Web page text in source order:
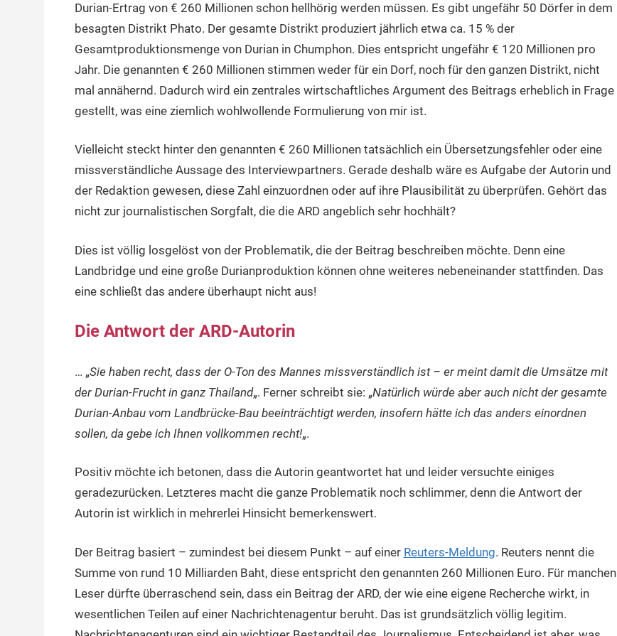
Durian-Ertrag von € 260 Millionen schon hellhörig werden müssen. Es gibt ungefähr 50 Dörfer in dem
besagten Distrikt Phato. Der gesamte Distrikt produziert jährlich etwa ca. 15 % der
Gesamtproduktionsmenge von Durian in Chumphon. Dies entspricht ungefähr € 120 Millionen pro
Jahr. Die genannten € 260 Millionen stimmen weder für ein Dorf, noch für den ganzen Distrikt, nicht
mal annähernd. Dadurch wird ein zentrales wirtschaftliches Argument des Beitrags erheblich in Frage
gestellt, was eine ziemlich wohlwollende Formulierung von mir ist.
Vielleicht steckt hinter den genannten € 260 Millionen tatsächlich ein Übersetzungsfehler oder eine
missverständliche Aussage des Interviewpartners. Gerade deshalb wäre es Aufgabe der Autorin und
der Redaktion gewesen, diese Zahl einzuordnen oder auf ihre Plausibilität zu überprüfen. Gehört das
nicht zur journalistischen Sorgfalt, die die ARD angeblich sehr hochhält?
Dies ist völlig losgelöst von der Problematik, die der Beitrag beschreiben möchte. Denn eine
Landbridge und eine große Durianproduktion können ohne weiteres nebeneinander stattfinden. Das
eine schließt das andere überhaupt nicht aus!
Die Antwort der ARD-Autorin
… „Sie haben recht, dass der O-Ton des Mannes missverständlich ist – er meint damit die Umsätze mit
der Durian-Frucht in ganz Thailand„. Ferner schreibt sie: „Natürlich würde aber auch nicht der gesamte
Durian-Anbau vom Landbrücke-Bau beeinträchtigt werden, insofern hätte ich das anders einordnen
sollen, da gebe ich Ihnen vollkommen recht!„.
Positiv möchte ich betonen, dass die Autorin geantwortet hat und leider versuchte einiges
geradezurücken. Letzteres macht die ganze Problematik noch schlimmer, denn die Antwort der
Autorin ist wirklich in mehrerlei Hinsicht bemerkenswert.
Der Beitrag basiert – zumindest bei diesem Punkt – auf einer Reuters-Meldung. Reuters nennt die
Summe von rund 10 Milliarden Baht, diese entspricht den genannten 260 Millionen Euro. Für manchen
Leser dürfte überraschend sein, dass ein Beitrag der ARD, der wie eine eigene Recherche wirkt, in
wesentlichen Teilen auf einer Nachrichtenagentur beruht. Das ist grundsätzlich völlig legitim.